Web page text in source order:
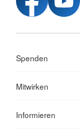
Spenden
Mitwirken
Informieren